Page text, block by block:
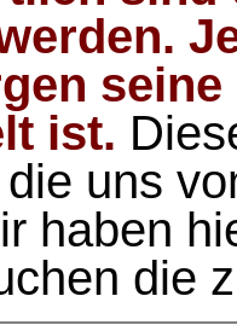
ist.
uns
haben
die